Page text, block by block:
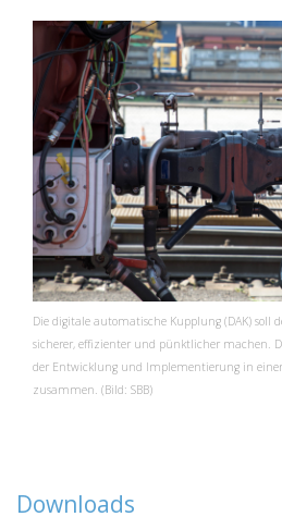
Die digitale automatische Kupplung (DAK) soll
sicherer, effizienter und pünktlicher machen.
der Entwicklung und Implementierung in
zusammen. (Bild: SBB)
Downloads